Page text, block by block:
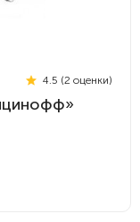
4.5 (2 оценки)